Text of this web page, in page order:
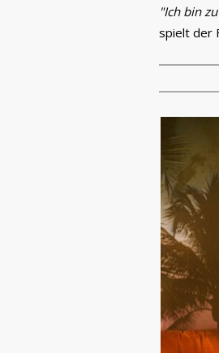
"Ich bin
spielt der